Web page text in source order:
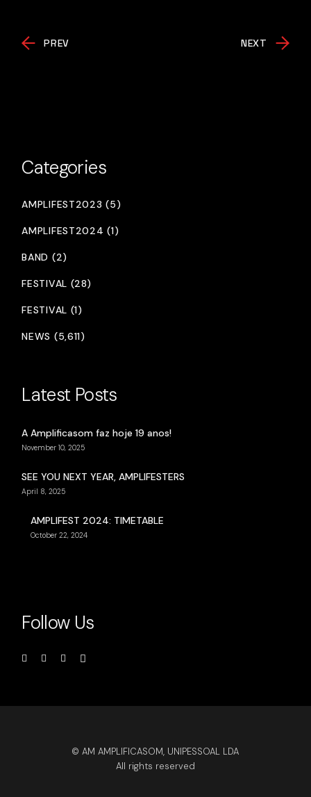
PREV NEXT
Categories
AMPLIFEST2023 (5)
AMPLIFEST2024 (1)
BAND (2)
FESTIVAL (28)
FESTIVAL (1)
NEWS (5,611)
Latest Posts
A Amplificasom faz hoje 19 anos!
November 10, 2025
SEE YOU NEXT YEAR, AMPLIFESTERS
April 8, 2025
AMPLIFEST 2024: TIMETABLE
October 22, 2024
Follow Us
© AM AMPLIFICASOM, UNIPESSOAL LDA
All rights reserved